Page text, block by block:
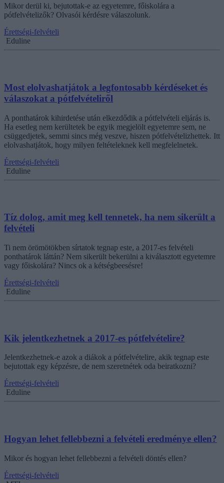
Mikor derül ki, bejutottak-e az egyetemre, főiskolára a
pótfelvételizők? Olvasói kérdésre válaszolunk.
Érettségi-felvételi
Eduline
Most elolvashatjátok a legfontosabb kérdéseket és
válaszokat a pótfelvételiről
A ponthatárok kihirdetése után elkezdődik a pótfelvételi eljárás is.
Ha esetleg nem kerültetek be egyik megjelölt egyetemre sem, ne
csüggedjetek, semmi sincs még veszve, hiszen pótfelvételizhettek. Itt
elolvashatjátok, hogy milyen feltételeknek kell megfelelnetek.
Érettségi-felvételi
Eduline
Tíz dolog, amit meg kell tennetek, ha nem sikerült a
felvételi
Ti nem örömötökben sírtatok tegnap este, a 2017-es felvételi
ponthatárok láttán? Nem sikerült bekerülni a kiválasztott egyetemre
vagy főiskolára? Nincs ok a kétségbeesésre!
Érettségi-felvételi
Eduline
Kik jelentkezhetnek a 2017-es pótfelvételire?
Jelentkezhetnek-e azok a diákok a pótfelvételire, akik tegnap este
bejutottak egy képzésre, de nem szeretnétek oda beiratkozni?
Érettségi-felvételi
Eduline
Hogyan lehet fellebbezni a felvételi eredménye ellen?
Mikor és hogyan lehet fellebbezni a felvételi döntés ellen?
Érettségi-felvételi